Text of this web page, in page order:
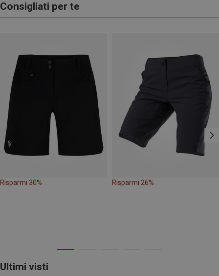
Consigliati per te
Risparmi 30% Risparmi 26%
Ultimi visti